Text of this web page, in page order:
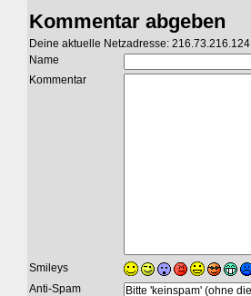
Kommentar abgeben
Deine aktuelle Netzadresse: 216.73.216.124
Name
Kommentar
Smileys
Anti-Spam